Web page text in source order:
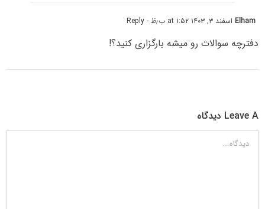
Elhamاسفند ۳, ۱۴۰۳ at ۱:۵۲ ب٫ظ - Reply
دفترچه سوالات رو میشه بارگزاری کنید؟!
Leave A دیدگاه
دیدگاه